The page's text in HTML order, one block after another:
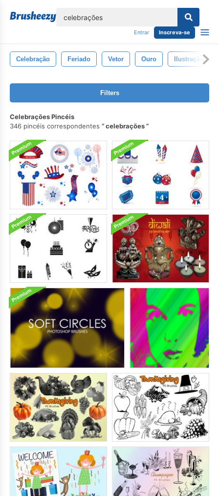
Entrar Inscreva-se
Celebração Feriado Vetor Ouro Ilustração
Filters
Celebrações Pincéis
346 pincéis correspondentes
celebrações